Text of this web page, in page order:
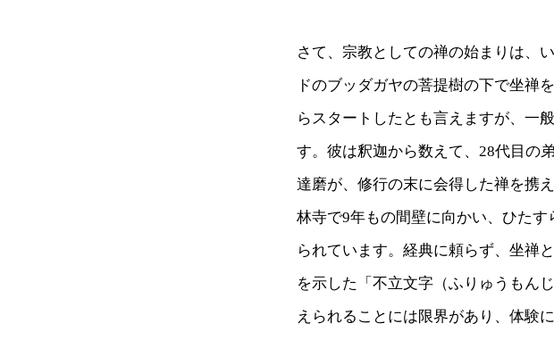
さて、宗教としての禅の始まりは、
ドのブッダガヤの菩提樹の下で坐禅
らスタートしたとも言えますが、一
す。彼は釈迦から数えて、28代目の
達磨が、修行の末に会得した禅を携
林寺で9年もの間壁に向かい、ひた
られています。経典に頼らず、坐禅
を示した「不立文字（ふりゅうもん
えられることには限界があり、体験